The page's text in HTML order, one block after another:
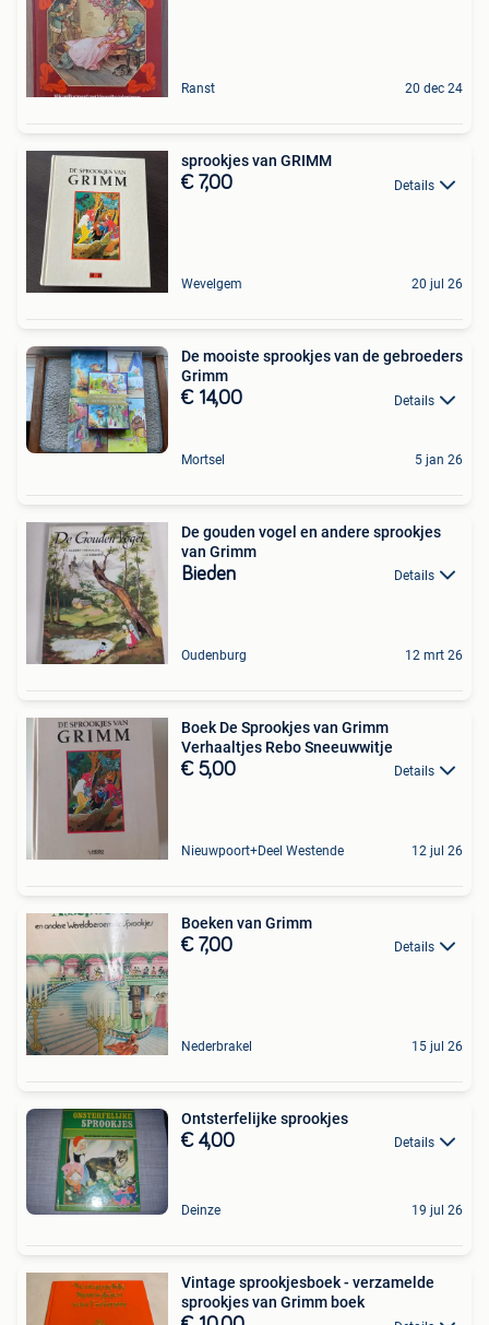
Ranst 20 dec 24
sprookjes van GRIMM
€ 7,00 Details
Wevelgem 20 jul 26
De mooiste sprookjes van de gebroeders
Grimm
€ 14,00 Details
Mortsel 5 jan 26
De gouden vogel en andere sprookjes
van Grimm
Bieden Details
Oudenburg 12 mrt 26
Boek De Sprookjes van Grimm
Verhaaltjes Rebo Sneeuwwitje
€ 5,00 Details
Nieuwpoort+Deel Westende 12 jul 26
Boeken van Grimm
€ 7,00 Details
Nederbrakel 15 jul 26
Ontsterfelijke sprookjes
€ 4,00 Details
Deinze 19 jul 26
Vintage sprookjesboek - verzamelde
sprookjes van Grimm boek